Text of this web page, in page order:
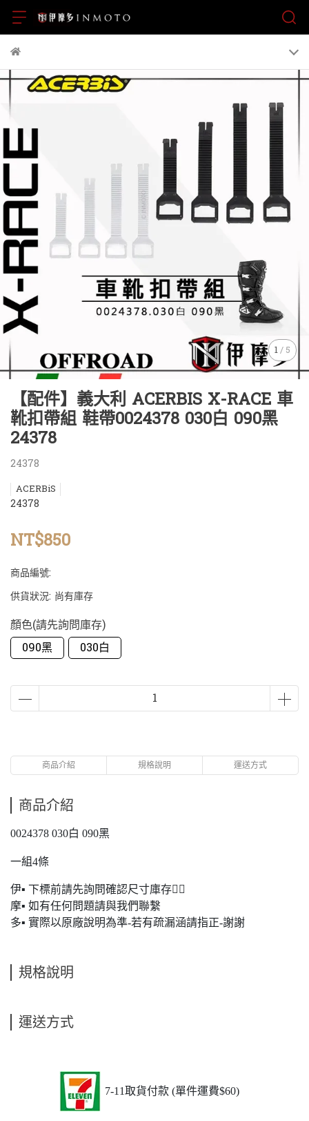
1/5
【配件】義大利 ACERBIS X-RACE 車
靴扣帶組 鞋帶0024378 030白 090黑
24378
24378
ACERBiS
24378
NT$850
商品編號:
供貨狀況: 尚有庫存
顏色(請先詢問庫存)
090黑
030白
商品介紹 規格說明 運送方式
商品介紹
0024378 030白 090黑
一組4條
伊▪ 下標前請先詢問確認尺寸庫存🙋‍♂️
摩▪ 如有任何問題請與我們聯繫
多▪ 實際以原廠說明為準-若有疏漏涵請指正-謝謝
規格說明
運送方式
7-11取貨付款 (單件運費$60)